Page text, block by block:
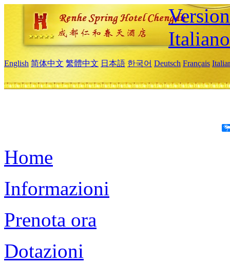
Italiano
English 简体中文 繁體中文 日本語 한국어 Deutsch Français
Home
Informazioni
Prenota ora
Dotazioni